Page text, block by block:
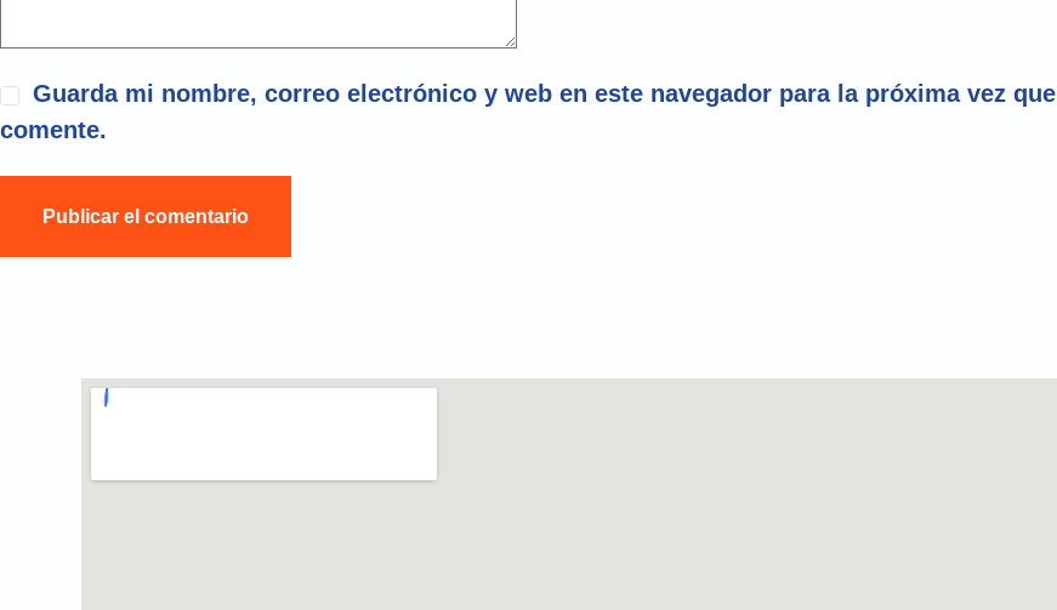
Guarda mi nombre, correo electrónico y web en este navegador para la próxima vez que
comente.
Publicar el comentario